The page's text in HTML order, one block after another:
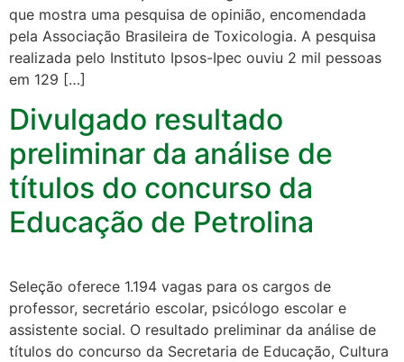
que mostra uma pesquisa de opinião, encomendada
pela Associação Brasileira de Toxicologia. A pesquisa
realizada pelo Instituto Ipsos-Ipec ouviu 2 mil pessoas
em 129 […]
Divulgado resultado
preliminar da análise de
títulos do concurso da
Educação de Petrolina
Seleção oferece 1.194 vagas para os cargos de
professor, secretário escolar, psicólogo escolar e
assistente social. O resultado preliminar da análise de
títulos do concurso da Secretaria de Educação, Cultura